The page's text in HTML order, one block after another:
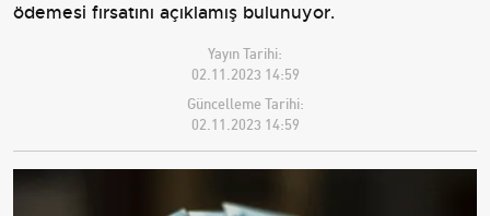
ödemesi fırsatını açıklamış bulunuyor.
Yayın Tarihi:
02.11.2023 14:59
Güncelleme Tarihi:
02.11.2023 14:59